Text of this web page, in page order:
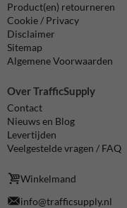
Product(en) retourneren
Cookie / Privacy
Disclaimer
Sitemap
Algemene Voorwaarden
Over TrafficSupply
Contact
Nieuws en Blog
Levertijden
Veelgestelde vragen / FAQ
Winkelmand
info@trafficsupply.nl